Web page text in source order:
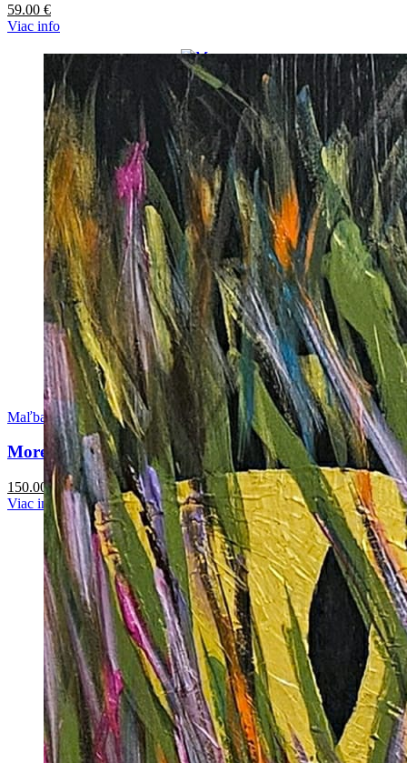
59.00 €
Viac info
Maľba
More
150.00€
Viac info